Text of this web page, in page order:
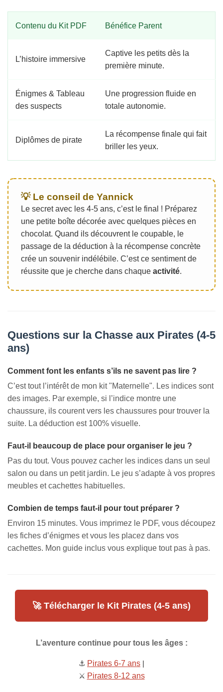
Contenu du Kit PDF Bénéfice Parent
L’histoire immersive
Captive les petits dès la
première minute.
Énigmes & Tableau
des suspects
Une progression fluide en
totale autonomie.
Diplômes de pirate
La récompense finale qui fait
briller les yeux.
💡 Le conseil de Yannick
Le secret avec les 4-5 ans, c’est le final ! Préparez
une petite boîte décorée avec quelques pièces en
chocolat. Quand ils découvrent le coupable, le
passage de la déduction à la récompense concrète
crée un souvenir indélébile. C’est ce sentiment de
réussite que je cherche dans chaque activité.
Questions sur la Chasse aux Pirates (4-5
ans)
Comment font les enfants s’ils ne savent pas lire ?
C’est tout l’intérêt de mon kit "Maternelle". Les indices sont
des images. Par exemple, si l’indice montre une
chaussure, ils courent vers les chaussures pour trouver la
suite. La déduction est 100% visuelle.
Faut-il beaucoup de place pour organiser le jeu ?
Pas du tout. Vous pouvez cacher les indices dans un seul
salon ou dans un petit jardin. Le jeu s’adapte à vos propres
meubles et cachettes habituelles.
Combien de temps faut-il pour tout préparer ?
Environ 15 minutes. Vous imprimez le PDF, vous découpez
les fiches d’énigmes et vous les placez dans vos
cachettes. Mon guide inclus vous explique tout pas à pas.
🚀 Télécharger le Kit Pirates (4-5 ans)
L’aventure continue pour tous les âges :
⚓ Pirates 6-7 ans |
⚔️ Pirates 8-12 ans